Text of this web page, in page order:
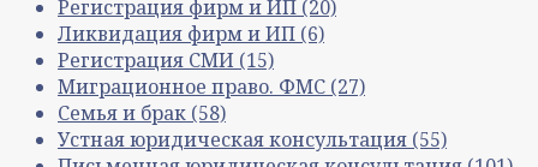
Регистрация фирм и ИП (20)
Ликвидация фирм и ИП (6)
Регистрация СМИ (15)
Миграционное право. ФМС (27)
Семья и брак (58)
Устная юридическая консультация (55)